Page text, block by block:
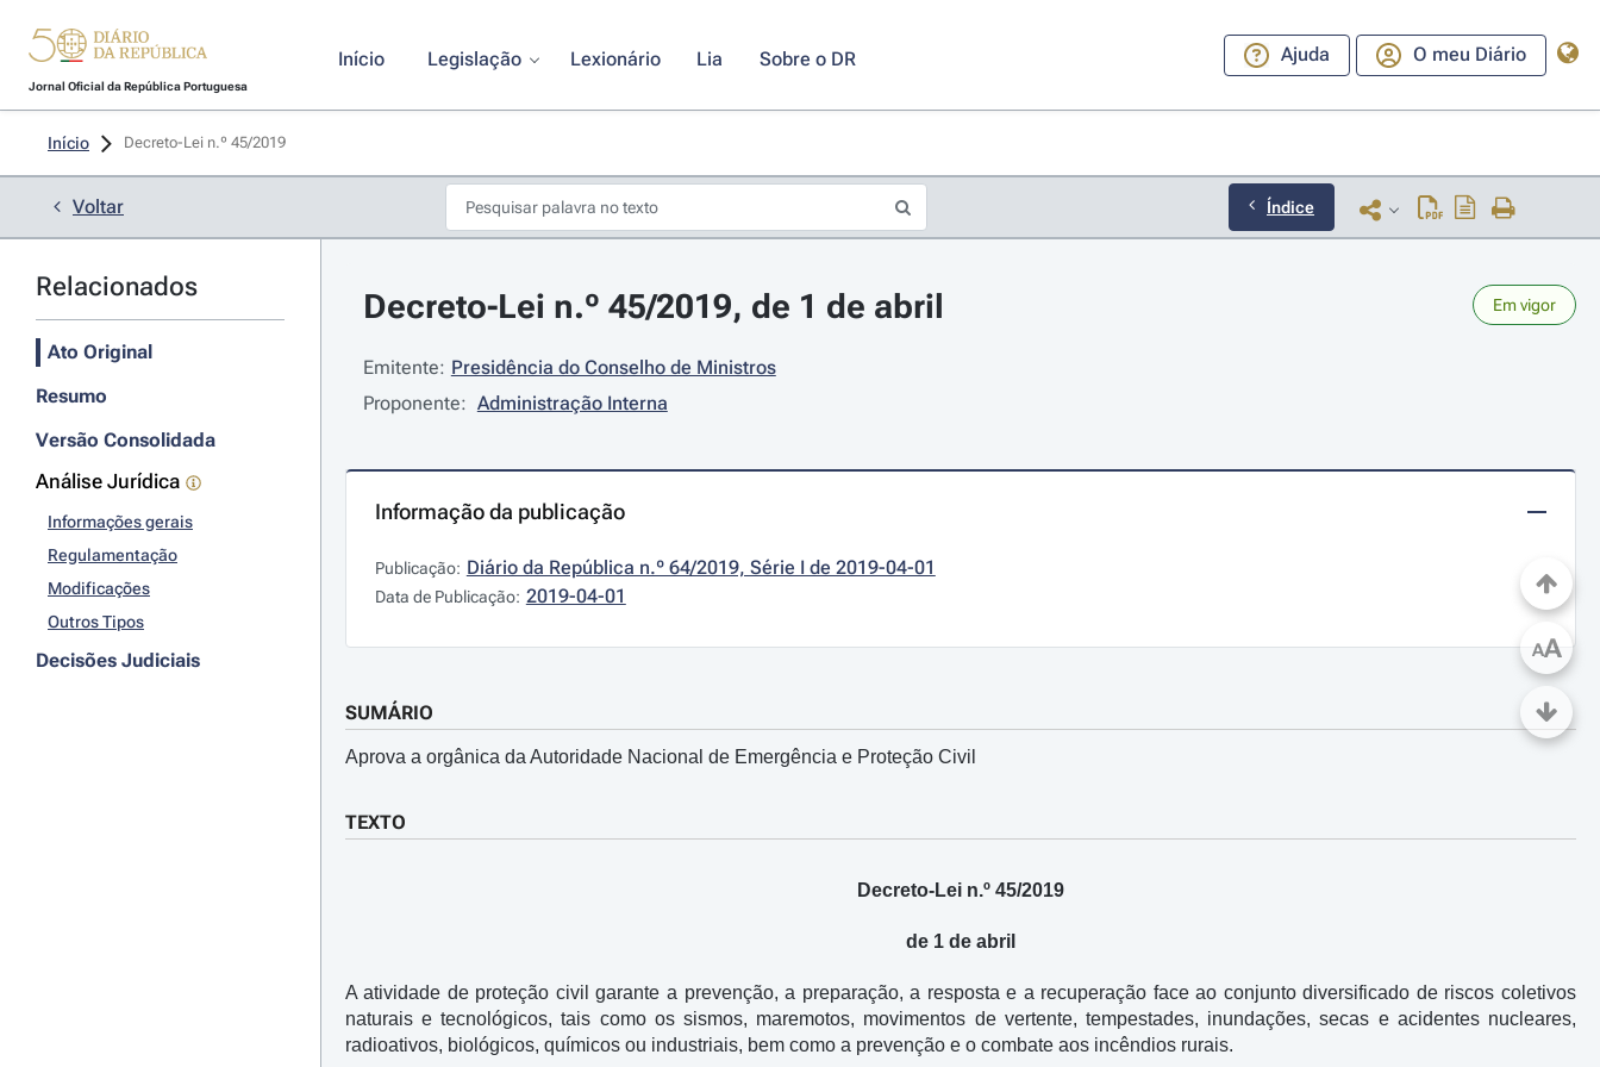
Jornal Oficial da República Portuguesa
Início Legislação Lexionário Lia Sobre o DR Ajuda O meu Diário
Início Decreto-Lei n.º 45/2019
Voltar Índice
Relacionados
Ato Original
Resumo
Versão Consolidada
Análise Jurídica
Informações gerais
Regulamentação
Modificações
Outros Tipos
Decisões Judiciais
Decreto-Lei n.º 45/2019, de 1 de abril Em vigor
Emitente: Presidência do Conselho de Ministros
Proponente: Administração Interna
Informação da publicação
Publicação: Diário da República n.º 64/2019, Série I de 2019-04-01
Data de Publicação: 2019-04-01
SUMÁRIO
Aprova a orgânica da Autoridade Nacional de Emergência e Proteção Civil
TEXTO
Decreto-Lei n.º 45/2019
de 1 de abril
A atividade de proteção civil garante a prevenção, a preparação, a resposta e a recuperação face ao conjunto diversificado de riscos coletivos
naturais e tecnológicos, tais como os sismos, maremotos, movimentos de vertente, tempestades, inundações, secas e acidentes nucleares,
radioativos, biológicos, químicos ou industriais, bem como a prevenção e o combate aos incêndios rurais.
AA